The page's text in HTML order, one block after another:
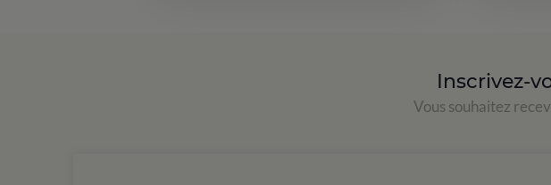
Inscrivez-
Vous souhaitez